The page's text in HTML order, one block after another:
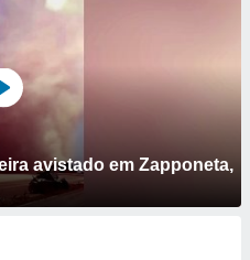
avistado em Zapponeta,